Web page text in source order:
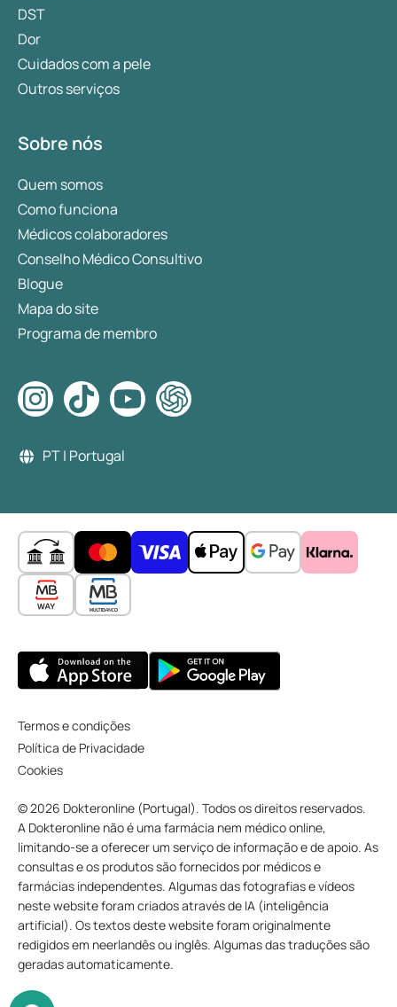
DST
Dor
Cuidados com a pele
Outros serviços
Sobre nós
Quem somos
Como funciona
Médicos colaboradores
Conselho Médico Consultivo
Blogue
Mapa do site
Programa de membro
PT | Portugal
Termos e condições
Política de Privacidade
Cookies
© 2026 Dokteronline (Portugal). Todos os direitos reservados.
A Dokteronline não é uma farmácia nem médico online,
limitando-se a oferecer um serviço de informação e de apoio. As
consultas e os produtos são fornecidos por médicos e
farmácias independentes. Algumas das fotografias e vídeos
neste website foram criados através de IA (inteligência
artificial). Os textos deste website foram originalmente
redigidos em neerlandês ou inglês. Algumas das traduções são
geradas automaticamente.